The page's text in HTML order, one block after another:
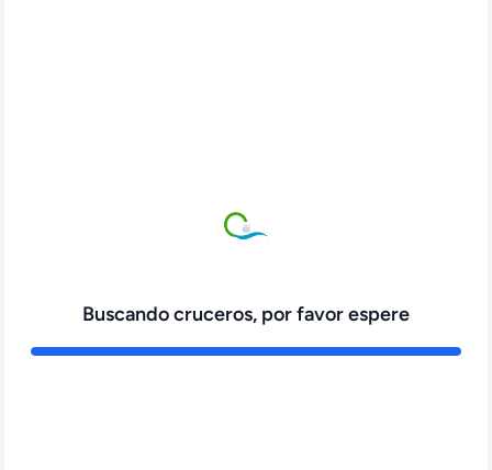
Buscando cruceros, por favor espere